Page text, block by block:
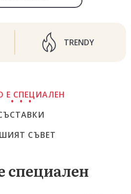
TRENDY
Е СПЕЦИАЛЕН
СЪВЕТ
специален